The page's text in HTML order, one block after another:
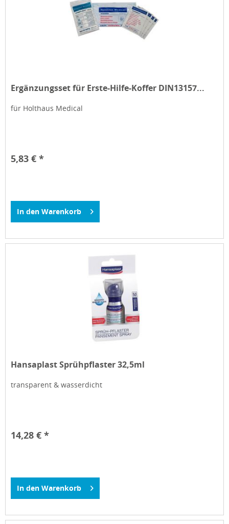
Ergänzungsset für Erste-Hilfe-Koffer DIN13157...
für Holthaus Medical
5,83 € *
In den Warenkorb
Hansaplast Sprühpflaster 32,5ml
transparent & wasserdicht
14,28 € *
In den Warenkorb